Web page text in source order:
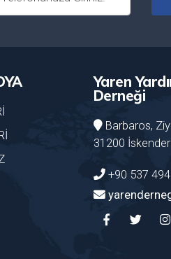
Yaren
Derneği
Barbaros,
31200
+90 537